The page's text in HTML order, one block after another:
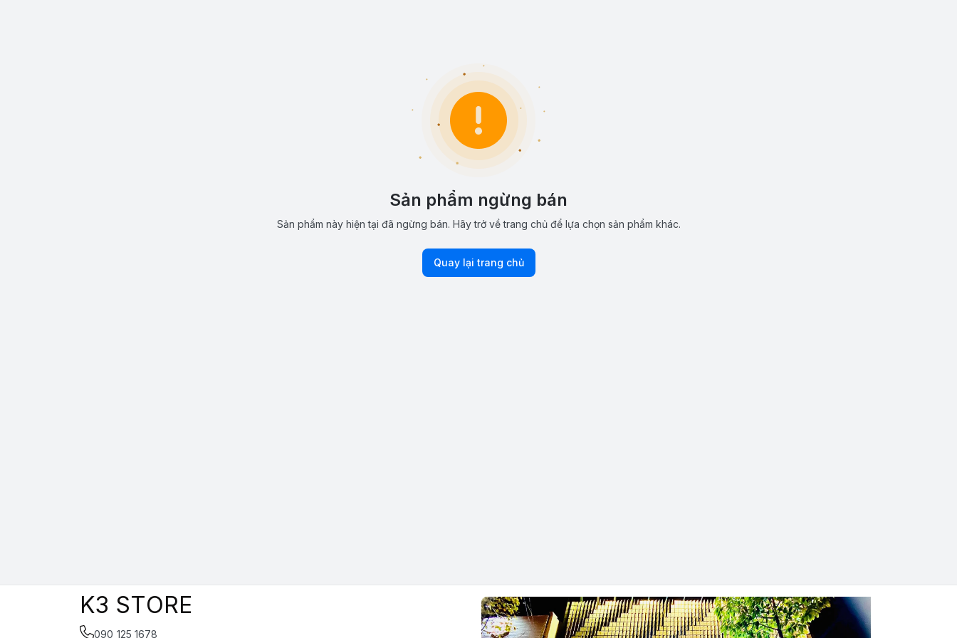
Sản phẩm ngừng bán
Sản phẩm này hiện tại đã ngừng bán. Hãy trở về trang chủ để lựa chọn sản phẩm khác.
Quay lại trang chủ
K3 STORE
090 125 1678